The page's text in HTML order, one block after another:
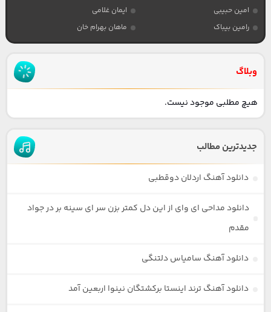
امین حبیبی
ایمان غلامی
رامین بیباک
ماهان بهرام خان
وبلاگ
هیچ مطلبی موجود نیست.
جدیدترین مطالب
دانلود آهنگ اردلان دوقطبی
دانلود مداحی ای وای از این دل کمتر بزن سر ای سینه بر در جواد
مقدم
دانلود آهنگ سامیاس دلتنگی
دانلود آهنگ ترند اینستا برکشتگان نینوا اربعین آمد